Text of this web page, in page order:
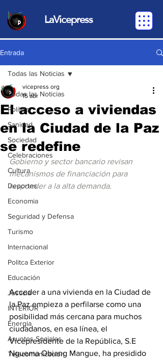
LaVicepress
Entrada
Todas las Noticias
Política
Sanidad
Sociedad
Celebraciones
Cultura
Deportes
Economia
Seguridad y Defensa
Turismo
Internacional
Politca Exterior
Educación
Justicia
INTERIOR
Energia
Asuntos Sociales
Telecomunicación
Todas las Noticias
El acceso a viviendas
en la Ciudad de la Paz
se redefine
vicepress org
15 abr
Gobierno y sector bancario revisan
mecanismos de financiación para
responder a la alta demanda.
Acceder a una vivienda en la Ciudad de
la Paz empieza a perfilarse como una
posibilidad más cercana para muchos
ciudadanos, en esa línea, el
Vicepresidente de la República, S.E
Nguema Obiang Mangue, ha presidido